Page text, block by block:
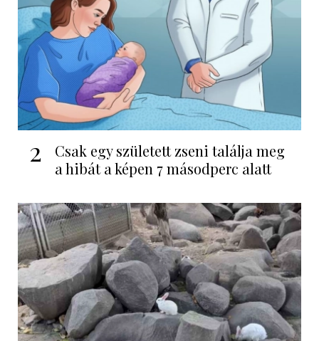
2
Csak egy született zseni találja meg
a hibát a képen 7 másodperc alatt